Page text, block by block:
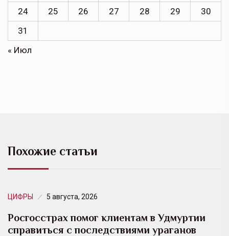
24
25 26 27 28 29
30
31
« Июл
Похожие статьи
ЦИФРЫ 5 августа, 2026
Росгосстрах помог клиентам в Удмуртии
справиться с последствиями ураганов